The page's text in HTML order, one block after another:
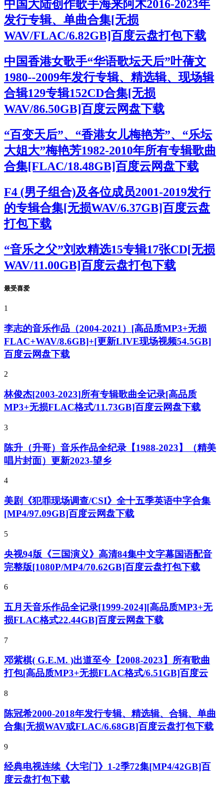
中国大陆创作歌手海来阿木2016-2023年
发行专辑、单曲合集[无损
WAV/FLAC/6.82GB]百度云盘打包下载
中国香港女歌手“华语歌坛天后”叶蒨文
1980--2009年发行专辑、精选辑、现场辑
合辑129专辑152CD合集[无损
WAV/86.50GB]百度云网盘下载
“百变天后”、“香港女儿梅艳芳”、“乐坛
大姐大”梅艳芳1982-2010年所有专辑歌曲
合集[FLAC/18.48GB]百度云网盘下载
F4 (男子组合)及各位成员2001-2019发行
的专辑合集[无损WAV/6.37GB]百度云盘
打包下载
“音乐之父”刘欢精选15专辑17张CD[无损
WAV/11.00GB]百度云盘打包下载
最受喜爱
1
李志的音乐作品（2004-2021）[高品质MP3+无损
FLAC+WAV/8.6GB]+[更新LIVE现场视频54.5GB]
百度云网盘下载
2
林俊杰[2003-2023]所有专辑歌曲全记录[高品质
MP3+无损FLAC格式/11.73GB]百度云网盘下载
3
陈升（升哥）音乐作品全纪录【1988-2023】（精美
唱片封面）更新2023-望乡
4
美剧《犯罪现场调查/CSI》全十五季英语中字合集
[MP4/97.09GB]百度云网盘下载
5
央视94版《三国演义》高清84集中文字幕国语配音
完整版[1080P/MP4/70.62GB]百度云盘打包下载
6
五月天音乐作品全记录[1999-2024][高品质MP3+无
损FLAC格式22.44GB]百度云网盘下载
7
邓紫棋( G.E.M. )出道至今【2008-2023】所有歌曲
打包[高品质MP3+无损FLAC格式/6.51GB]百度云
8
陈冠希2000-2018年发行专辑、精选辑、合辑、单曲
合集[无损WAV或FLAC/6.68GB]百度云盘打包下载
9
经典电视连续《大宅门》1-2季72集[MP4/42GB]百
度云盘打包下载